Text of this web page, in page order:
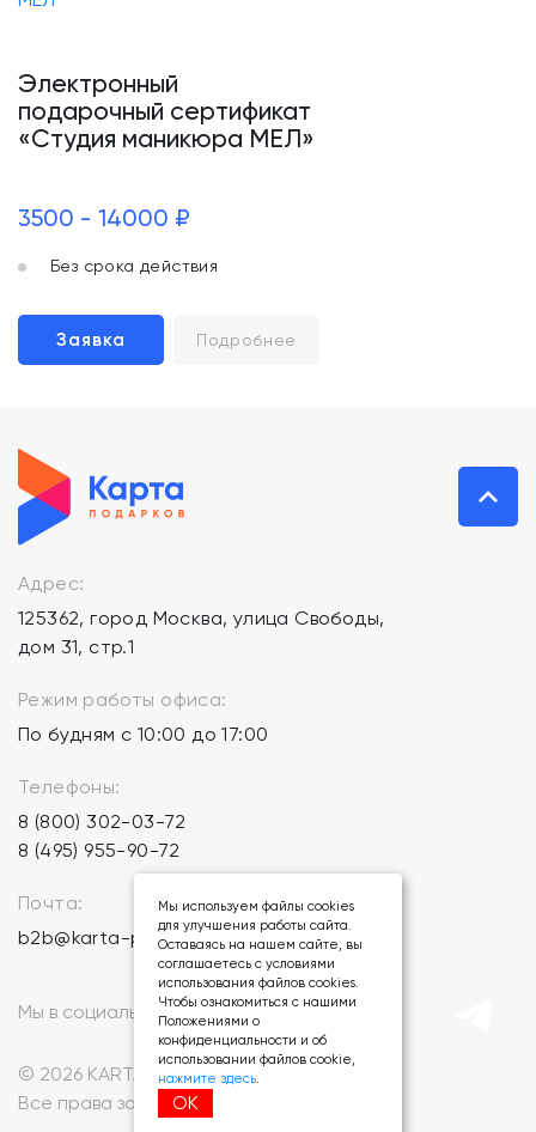
Электронный
подарочный сертификат
«Студия маникюра МЕЛ»
3500 - 14000 ₽
Без срока действия
Заявка Подробнее
Адрес:
125362, город Москва, улица Свободы,
дом 31, стр.1
Режим работы офиса:
По будням с 10:00 до 17:00
Телефоны:
8 (800) 302-03-72
8 (495) 955-90-72
Почта:
b2b@karta-podarkov.ru
© 2026 KARTA-PODARKOV.RU.
Все права защищены.
Мы в социальных сетях:
Мы используем файлы cookies
для улучшения работы сайта.
Оставаясь на нашем сайте, вы
соглашаетесь с условиями
использования файлов cookies.
Чтобы ознакомиться с нашими
Положениями о
конфиденциальности и об
использовании файлов cookie,
нажмите здесь.
ОК